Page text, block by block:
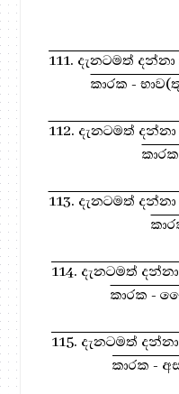
111. දැනටමත්
කාරක -
112. දැනටමත්
කාරක
113. දැනටමත්
114. දැනටමත්
කාරක -
115. දැනටමත්
කාරක -